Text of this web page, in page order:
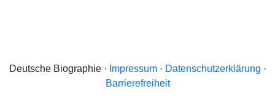
Deutsche Biographie · Impressum· Datenschutzerklärung ·
Barrierefreiheit